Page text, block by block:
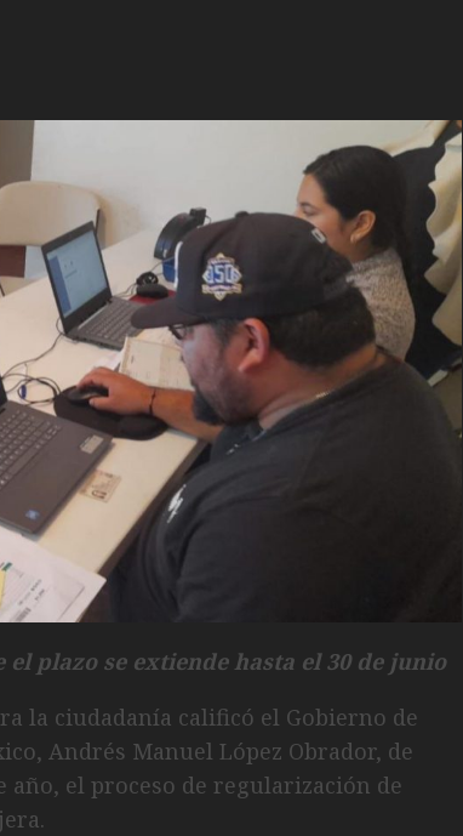
plazo se extiende hasta el 30 de junio
la ciudadanía calificó el Gobierno de
Andrés Manuel López Obrador, de
el proceso de regularización de